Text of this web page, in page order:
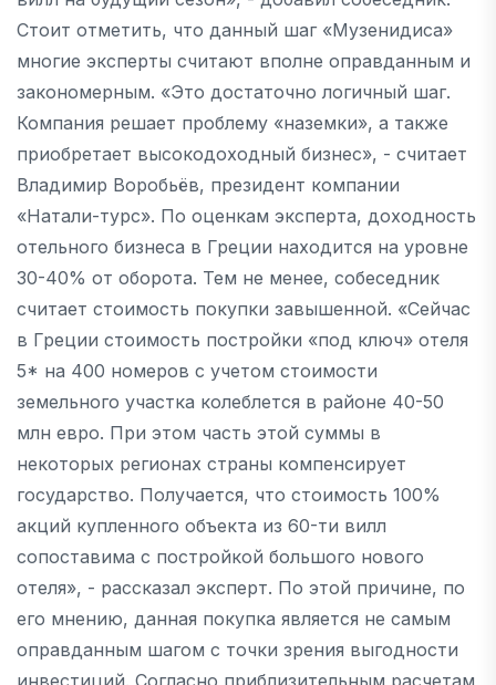
Стоит отметить, что данный шаг «Музенидиса»
многие эксперты считают вполне оправданным и
закономерным. «Это достаточно логичный шаг.
Компания решает проблему «наземки», а также
приобретает высокодоходный бизнес», - считает
Владимир Воробьёв, президент компании
«Натали-турс». По оценкам эксперта, доходность
отельного бизнеса в Греции находится на уровне
30-40% от оборота. Тем не менее, собеседник
считает стоимость покупки завышенной. «Сейчас
в Греции стоимость постройки «под ключ» отеля
5* на 400 номеров с учетом стоимости
земельного участка колеблется в районе 40-50
млн евро. При этом часть этой суммы в
некоторых регионах страны компенсирует
государство. Получается, что стоимость 100%
акций купленного объекта из 60-ти вилл
сопоставима с постройкой большого нового
отеля», - рассказал эксперт. По этой причине, по
его мнению, данная покупка является не самым
оправданным шагом с точки зрения выгодности
инвестиций. Согласно приблизительным расчетам